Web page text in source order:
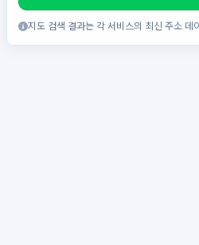
지도 검색 결과는 각 서비스의 최신 주소 데